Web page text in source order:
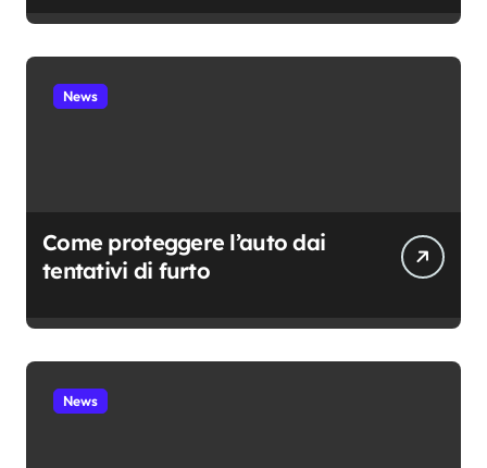
News
Come proteggere l’auto dai
tentativi di furto
News